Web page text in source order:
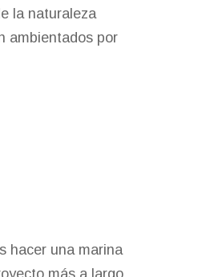
la naturaleza
ambientados por
hacer una marina
más a largo